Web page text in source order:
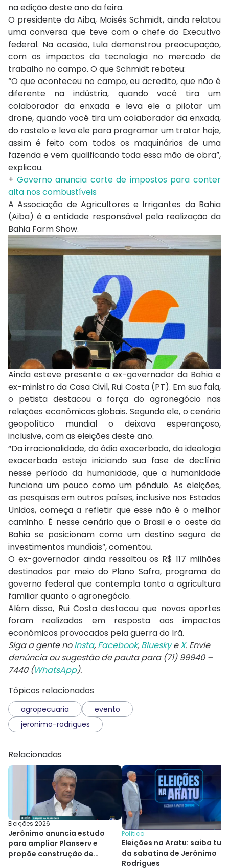
na edição deste ano da feira.
O presidente da Aiba, Moisés Schmidt, ainda relatou
uma conversa que teve com o chefe do Executivo
federal. Na ocasião, Lula demonstrou preocupação,
com os impactos da tecnologia no mercado de
trabalho no campo. O que Schmidt rebateu:
“O que aconteceu no campo, eu acredito, que não é
diferente na indústria, quando você tira um
colaborador da enxada e leva ele a pilotar um
drone, quando você tira um colaborador da enxada,
do rastelo e leva ele para programar um trator hoje,
assim é feito com todos os maquinários de uma
fazenda e vem qualificando toda essa mão de obra”,
explicou.
+ Governo anuncia corte de impostos para conter
alta nos combustíveis
A Associação de Agricultores e Irrigantes da Bahia
(Aiba) é a entidade responsável pela realização da
Bahia Farm Show.
Ainda esteve presente o ex-governador da Bahia e
ex-ministro da Casa Civil, Rui Costa (PT). Em sua fala,
o petista destacou a força do agronegócio nas
relações econômicas globais. Segundo ele, o cenário
geopolítico mundial o deixava esperançoso,
inclusive, com as eleições deste ano.
“Da irracionalidade, do ódio exacerbado, da ideologia
exacerbada esteja iniciando sua fase de declínio
nesse período da humanidade, que a humanidade
funciona um pouco como um pêndulo. As eleições,
as pesquisas em outros países, inclusive nos Estados
Unidos, começa a refletir que esse não é o melhor
caminho. É nesse cenário que o Brasil e o oeste da
Bahia se posicionam como um destino seguro de
investimentos mundiais”, comentou.
O ex-governador ainda ressaltou os R$ 117 milhões
destinados por meio do Plano Safra, programa do
governo federal que contempla tanto a agricultura
familiar quanto o agronegócio.
Além disso, Rui Costa destacou que novos aportes
foram realizados em resposta aos impactos
econômicos provocados pela guerra do Irã.
Siga a gente noInsta, Facebook, BlueskyeX. Envie
denúncia ou sugestão de pauta para (71) 99940 –
7440 (WhatsApp).
Tópicos relacionados
agropecuaria
evento
jeronimo-rodrigues
Relacionadas
Eleições 2026
Jerônimo anuncia estudo
para ampliar Planserv e
propõe construção de
Política
Eleições na Aratu: saiba
da sabatina de Jerônimo
Rodrigues